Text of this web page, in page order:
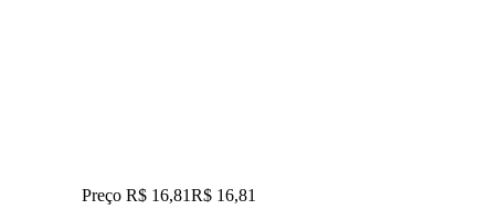
Preço R$ 16,81R$ 16,81